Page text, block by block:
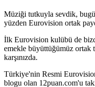
Müziği tutkuyla sevdik,
yüzden Eurovision ortak
İlk Eurovision kulübü de
emekle büyüttüğümüz
karşınızda.
Türkiye'nin Resmi
blogu olan 12puan.com'u